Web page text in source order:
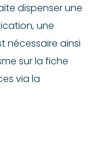
dispenser une
une
nécessaire ainsi
sur la fiche
via la